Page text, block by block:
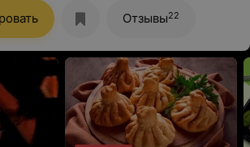
с подачей как принято в Китае ,
. Прекрасный интерьер и
, надо учитывать , что
, есть отдельные кабинеты .
Отзывы22